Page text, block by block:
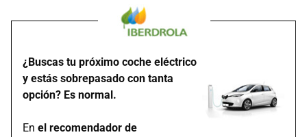
¿Buscas tu próximo coche eléctrico
y estás sobrepasado con tanta
opción? Es normal.
En el recomendador de